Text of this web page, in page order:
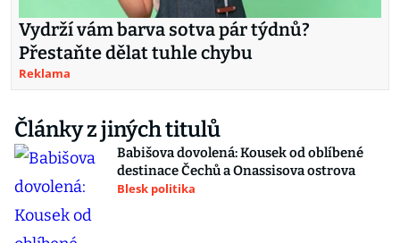
Vydrží vám barva sotva pár týdnů?
Přestaňte dělat tuhle chybu
Reklama
Články z jiných titulů
Babišova dovolená: Kousek od oblíbené
destinace Čechů a Onassisova ostrova
Blesk politika